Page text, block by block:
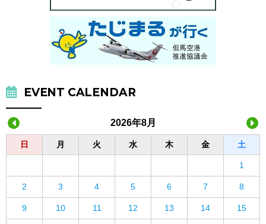
EVENT CALENDAR
2026年8月
日 月 火 水 木 金 土
1
2 3 4 5 6 7 8
9 10 11 12 13 14 15